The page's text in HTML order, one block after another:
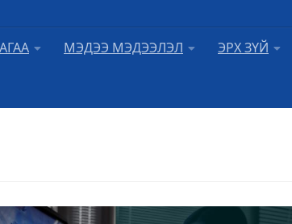
МЭДЭЭ МЭДЭЭЛЭЛ ЭРХ ЗҮЙ